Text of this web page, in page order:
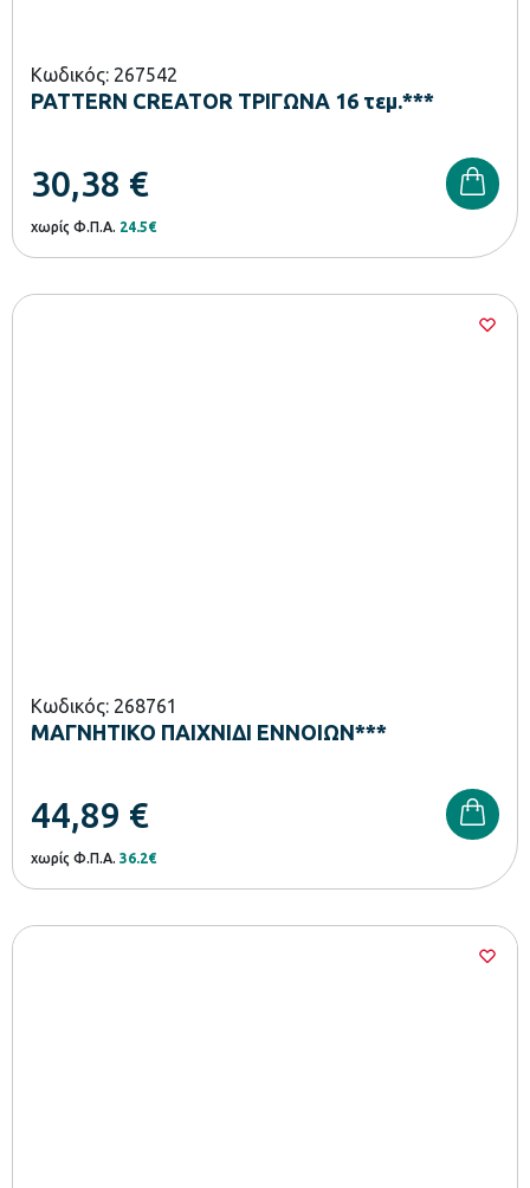
Κωδικός: 267542
PATTERN CREATOR ΤΡΙΓΩΝΑ 16 τεμ.***
30,38 €
χωρίς Φ.Π.Α. 24.5€
Κωδικός: 268761
ΜΑΓΝΗΤΙΚΟ ΠΑΙΧΝΙΔΙ ΕΝΝΟΙΩΝ***
44,89 €
χωρίς Φ.Π.Α. 36.2€